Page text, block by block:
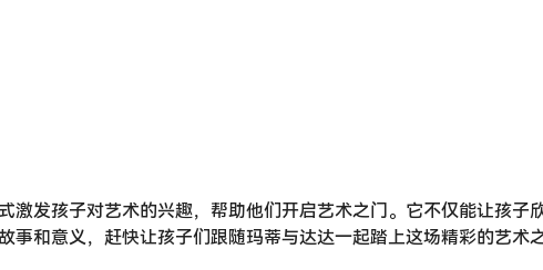
激发孩子对艺术的兴趣，帮助他们开启艺术之门。它不仅能让孩子
事和意义，赶快让孩子们跟随玛蒂与达达一起踏上这场精彩的艺术